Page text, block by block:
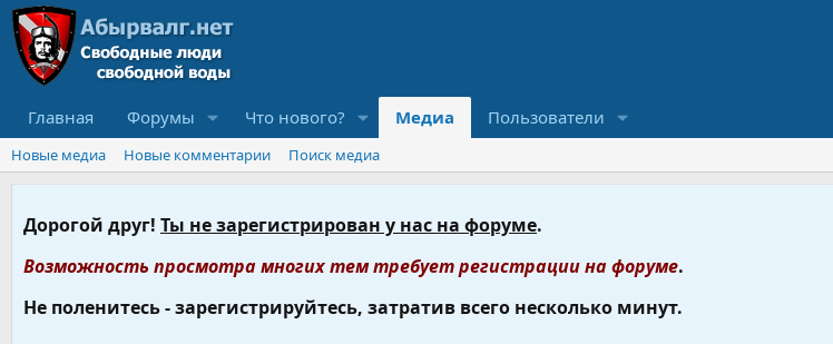
Главная Форумы Что нового? Медиа Пользователи
Новые медиа Новые комментарии Поиск медиа
Дорогой друг! Ты не зарегистрирован у нас на форуме.
Возможность просмотра многих тем требует регистрации на форуме.
Не поленитесь - зарегистрируйтесь, затратив всего несколько минут.